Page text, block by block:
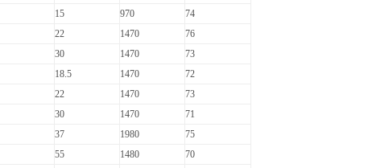
15 970
74
22 1470
76
30 1470
73
18.5 1470
72
22 1470
73
30 1470
71
37 1980
75
55 1480
70